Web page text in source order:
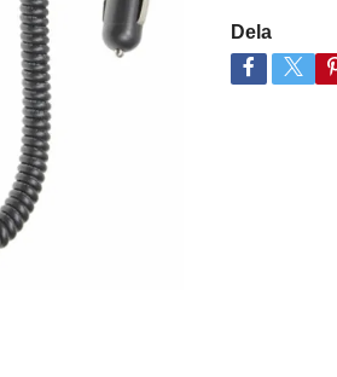
Dela